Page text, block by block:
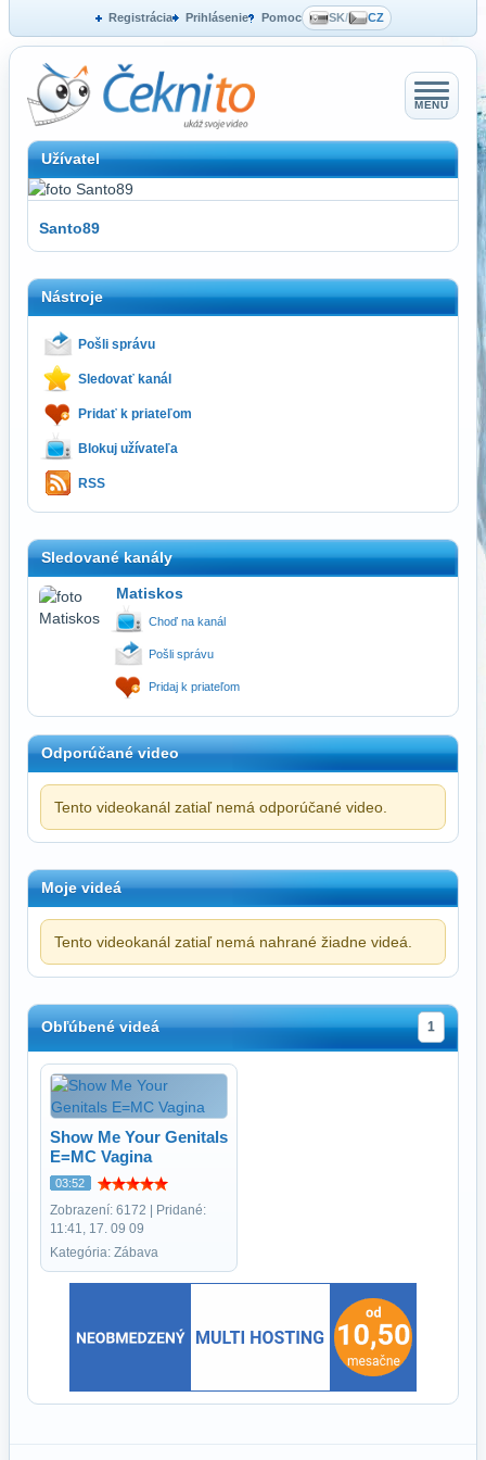
Registrácia Prihlásenie Pomoc SK/ CZ
MENU
Užívatel
Santo89
Nástroje
Pošli správu
Sledovať kanál
Pridať k priateľom
Blokuj užívateľa
RSS
Sledované kanály
Matiskos
Choď na kanál
Pošli správu
Pridaj k priateľom
Odporúčané video
Tento videokanál zatiaľ nemá odporúčané video.
Moje videá
Tento videokanál zatiaľ nemá nahrané žiadne videá.
Obľúbené videá 1
Show Me Your Genitals
E=MC Vagina
03:52
Zobrazení: 6172 | Pridané:
11:41, 17. 09 09
Kategória: Zábava